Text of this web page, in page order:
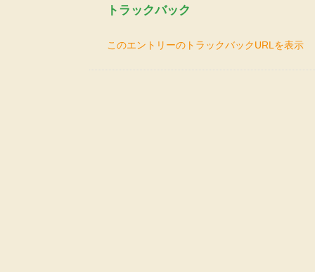
トラックバック
このエントリーのトラックバックURLを表示